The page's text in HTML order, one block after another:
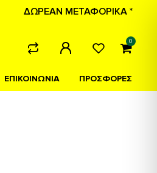
ΔΩΡΕΑΝ ΜΕΤΑΦΟΡΙΚΑ *
0
ΕΠΙΚΟΙΝΩΝΙΑ ΠΡΟΣΦΟΡΕΣ